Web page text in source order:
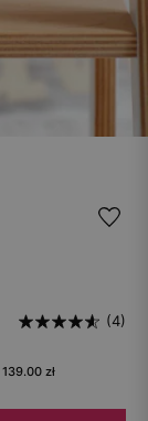
(4)
139.00 zł